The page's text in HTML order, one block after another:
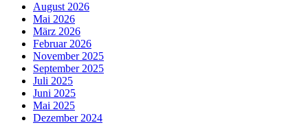
August 2026
Mai 2026
März 2026
Februar 2026
November 2025
September 2025
Juli 2025
Juni 2025
Mai 2025
Dezember 2024